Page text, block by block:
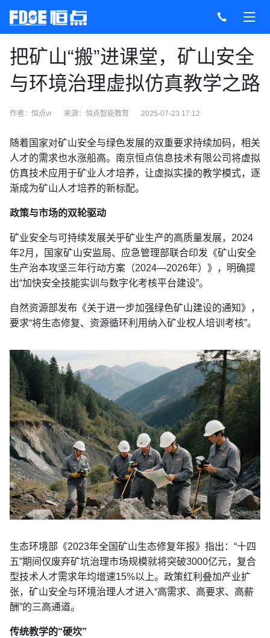
把矿山“搬”进课堂，矿山安全
与环境治理虚拟仿真教学之路
作者：恒点vr 来源： 恒点智能教育 2025-07-23 17:12
随着国家对矿山安全与绿色发展的双重要求持续加码，相关
人才的需求也水涨船高。南京恒点信息技术有限公司将虚拟
仿真技术应用于矿业人才培养，让虚拟实操的教学模式，逐
渐成为矿山人才培养的新标配。
政策与市场的双轮驱动
矿业安全与可持续发展关乎矿业生产的高质量发展，2024
年2月，国家矿山安监局、应急管理部联合印发《矿山安全
生产治本攻坚三年行动方案（2024—2026年）》，明确提
出“加快安全技能实训与数字化考核平台建设”。
自然资源部发布《关于进一步加强绿色矿山建设的通知》，
要求“将生态修复、资源循环利用纳入矿业权人培训考核”。
生态环境部《2023年全国矿山生态修复年报》指出：“十四
五”期间仅废弃矿坑治理市场规模就将突破3000亿元，复合
型技术人才需求年均增速15%以上。政策红利叠加产业扩
张，矿山安全与环境治理人才进入“高需求、高要求、高薪
酬”的三高通道。
传统教学的“硬坎”